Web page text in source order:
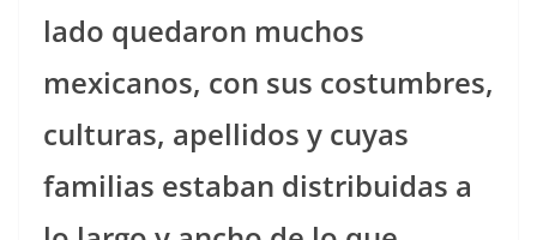
lado quedaron muchos
mexicanos, con sus costumbres,
culturas, apellidos y cuyas
familias estaban distribuidas a